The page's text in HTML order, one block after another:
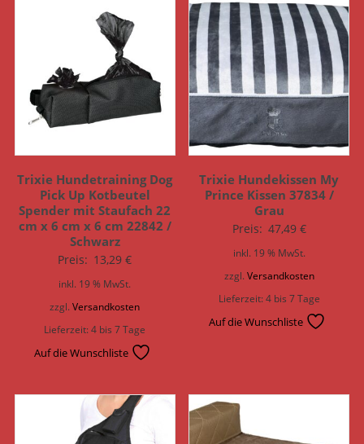
Trixie Hundetraining Dog
Pick Up Kotbeutel
Spender mit Staufach 22
cm x 6 cm x 6 cm 22842 /
Schwarz
Preis: 13,29€
inkl. 19 % MwSt.
zzgl.Versandkosten
Lieferzeit:4 bis 7 Tage
Auf die Wunschliste
Trixie Hundekissen My
Prince Kissen 37834 /
Grau
Preis: 47,49 €
inkl. 19 % MwSt.
zzgl. Versandkosten
Lieferzeit:4 bis 7 Tage
Auf die Wunschliste